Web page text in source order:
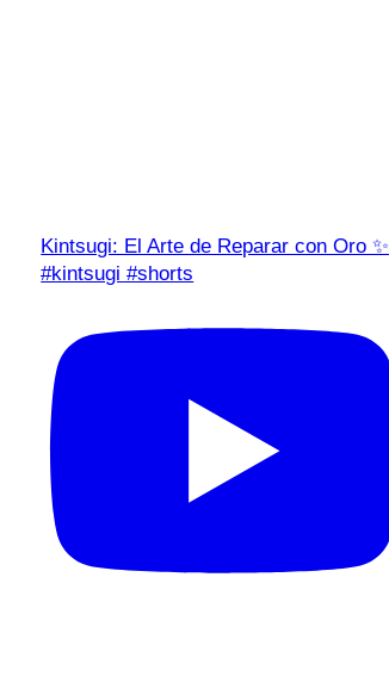
Kintsugi: El Arte de Reparar con Oro ✨
#kintsugi #shorts